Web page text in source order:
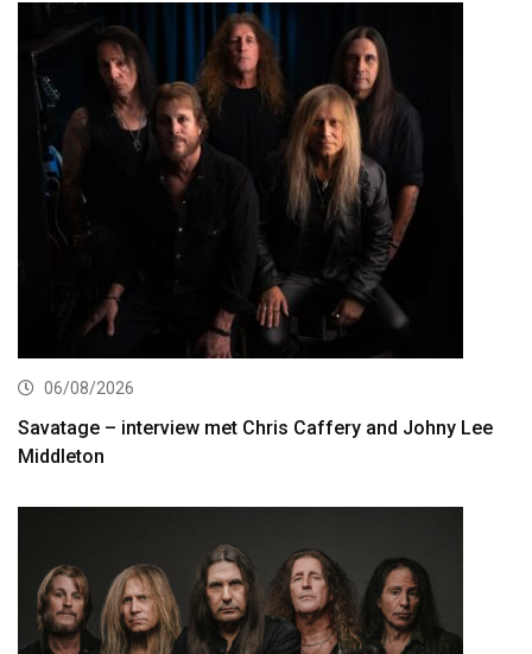
06/08/2026
Savatage – interview met Chris Caffery and Johny Lee
Middleton